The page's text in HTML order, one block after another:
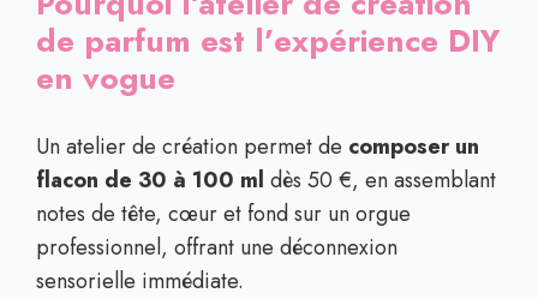
de parfum est l’expérience DIY
en vogue
Un atelier de création permet de composer un
flacon de 30 à 100 ml dès 50 €, en assemblant
notes de tête, cœur et fond sur un orgue
professionnel, offrant une déconnexion
sensorielle immédiate.